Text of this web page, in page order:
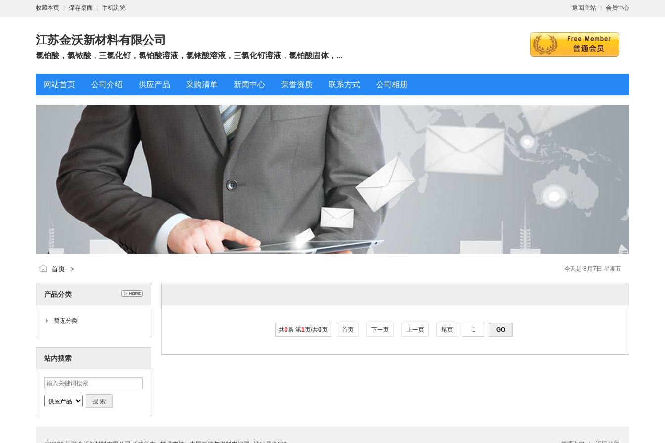
返回主站 会员中心
收藏本页 保存桌面 手机浏览
江苏金沃新材料有限公司
氯铂酸，氯铱酸，三氯化钌，氯铂酸溶液，氯铱酸溶液，三氯化钌溶液，氯铂酸固体，...
网站首页 公司介绍 供应产品 采购清单 新闻中心 荣誉资质 联系方式 公司相册
今天是 8月7日 星期五
首页 >
产品分类
暂无分类
站内搜索
共0条 第1页/共0页 首页 下一页 上一页 尾页